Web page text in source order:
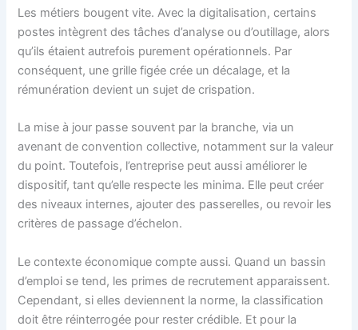
Les métiers bougent vite. Avec la digitalisation, certains
postes intègrent des tâches d’analyse ou d’outillage, alors
qu’ils étaient autrefois purement opérationnels. Par
conséquent, une grille figée crée un décalage, et la
rémunération devient un sujet de crispation.
La mise à jour passe souvent par la branche, via un
avenant de convention collective, notamment sur la valeur
du point. Toutefois, l’entreprise peut aussi améliorer le
dispositif, tant qu’elle respecte les minima. Elle peut créer
des niveaux internes, ajouter des passerelles, ou revoir les
critères de passage d’échelon.
Le contexte économique compte aussi. Quand un bassin
d’emploi se tend, les primes de recrutement apparaissent.
Cependant, si elles deviennent la norme, la classification
doit être réinterrogée pour rester crédible. Et pour la